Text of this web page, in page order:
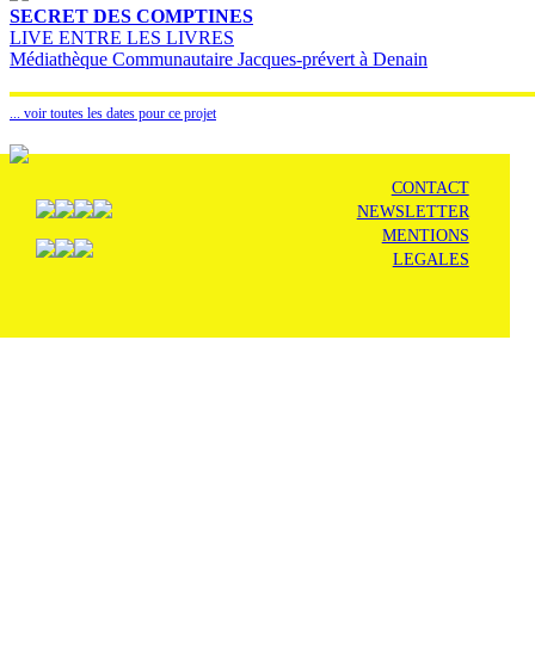
SECRET DES COMPTINES
LIVE ENTRE LES LIVRES
Médiathèque Communautaire Jacques-prévert à Denain
... voir toutes les dates pour ce projet
CONTACT
NEWSLETTER
MENTIONS
LEGALES